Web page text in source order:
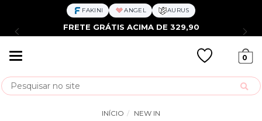
FAKINI ANGEL AURUS
FRETE GRÁTIS ACIMA DE 329,90
0
Busca
INÍCIO NEW IN